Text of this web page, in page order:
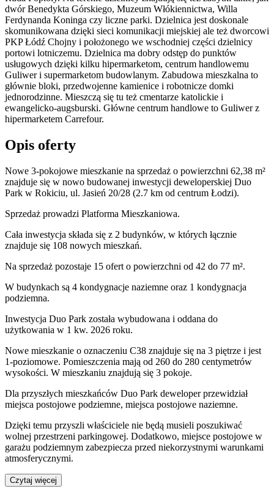
dwór Benedykta Górskiego, Muzeum Włókiennictwa, Willa
Ferdynanda Koninga czy liczne parki. Dzielnica jest doskonale
skomunikowana dzięki sieci komunikacji miejskiej ale też dworcowi
PKP Łódź Chojny i położonego we wschodniej części dzielnicy
portowi lotniczemu. Dzielnica ma dobry odstęp do punktów
usługowych dzięki kilku hipermarketom, centrum handlowemu
Guliwer i supermarketom budowlanym. Zabudowa mieszkalna to
głównie bloki, przedwojenne kamienice i robotnicze domki
jednorodzinne. Mieszczą się tu też cmentarze katolickie i
ewangelicko-augsburski. Główne centrum handlowe to Guliwer z
hipermarketem Carrefour.
Opis oferty
Nowe 3-pokojowe mieszkanie na sprzedaż o powierzchni 62,38 m²
znajduje się w nowo budowanej inwestycji deweloperskiej Duo
Park w Rokiciu, ul. Jasień 20/28 (2.7 km od centrum Łodzi).
Sprzedaż prowadzi Platforma Mieszkaniowa.
Cała inwestycja składa się z 2 budynków, w których łącznie
znajduje się 108 nowych mieszkań.
Na sprzedaż pozostaje 15 ofert o powierzchni od 42 do 77 m².
W budynkach są 4 kondygnacje naziemne oraz 1 kondygnacja
podziemna.
Inwestycja Duo Park została wybudowana i oddana do
użytkowania w 1 kw. 2026 roku.
Nowe mieszkanie o oznaczeniu C38 znajduje się na 3 piętrze i jest
1-poziomowe. Pomieszczenia mają od 260 do 280 centymetrów
wysokości. W mieszkaniu znajdują się 3 pokoje.
Dla przyszłych mieszkańców Duo Park deweloper przewidział
miejsca postojowe podziemne, miejsca postojowe naziemne.
Dzięki temu przyszli właściciele nie będą musieli poszukiwać
wolnej przestrzeni parkingowej. Dodatkowo, miejsce postojowe w
garażu podziemnym zabezpiecza przed niekorzystnymi warunkami
atmosferycznymi.
Czytaj więcej